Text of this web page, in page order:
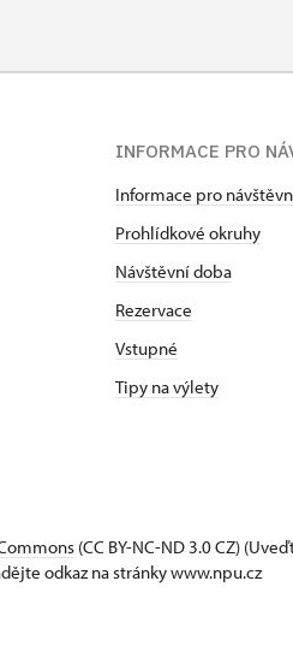
INFORMACE PRO
Informace pro
Prohlídkové okruhy
Návštěvní doba
Rezervace
Vstupné
Tipy na výlety
(CC BY-NC-ND 3.0 CZ)
odkaz na stránky www.npu.cz